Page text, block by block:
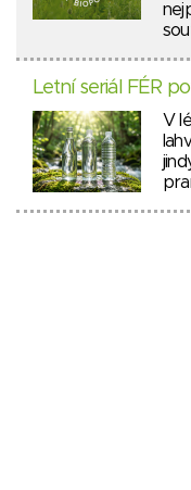
Letní seriál FÉR
V